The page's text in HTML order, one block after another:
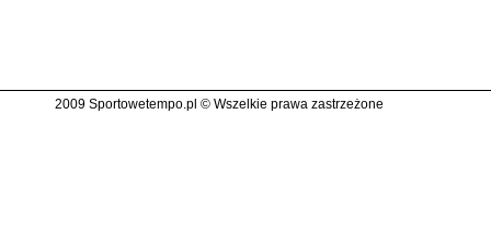
2009 Sportowetempo.pl © Wszelkie prawa zastrzeżone